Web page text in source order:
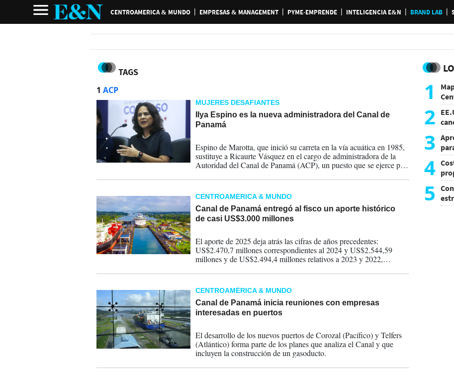
CENTROAMERICA & MUNDO EMPRESAS & MANAGEMENT PYME-EMPRENDE INTELIGENCIA E&N BRAND LAB
TAGS
1 ACP
MUJERES DESAFIANTES
Ilya Espino es la nueva administradora del Canal de
Panamá
Espino de Marotta, que inició su carreta en la vía acuática en 1985,
sustituye a Ricaurte Vásquez en el cargo de administradora de la
Autoridad del Canal de Panamá (ACP), un puesto que se ejerce por
CENTROAMÉRICA & MUNDO
Canal de Panamá entregó al fisco un aporte histórico
de casi US$3.000 millones
El aporte de 2025 deja atrás las cifras de años precedentes:
US$2.470,7 millones correspondientes al 2024 y US$2.544,59
millones y de US$2.494,4 millones relativos a 2023 y 2022,
CENTROAMÉRICA & MUNDO
Canal de Panamá inicia reuniones con empresas
interesadas en puertos
El desarrollo de los nuevos puertos de Corozal (Pacífico) y Telfers
(Atlántico) forma parte de los planes que analiza el Canal y que
incluyen la construcción de un gasoducto.
1
y
2
3
4
5